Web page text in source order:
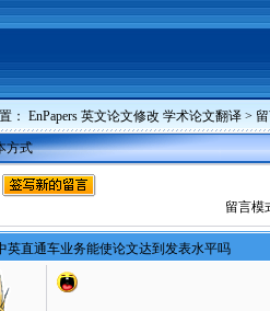
： EnPapers 英文论文修改 学术论文翻译 >
方式
留言模
英直通车业务能使论文达到发表水平吗